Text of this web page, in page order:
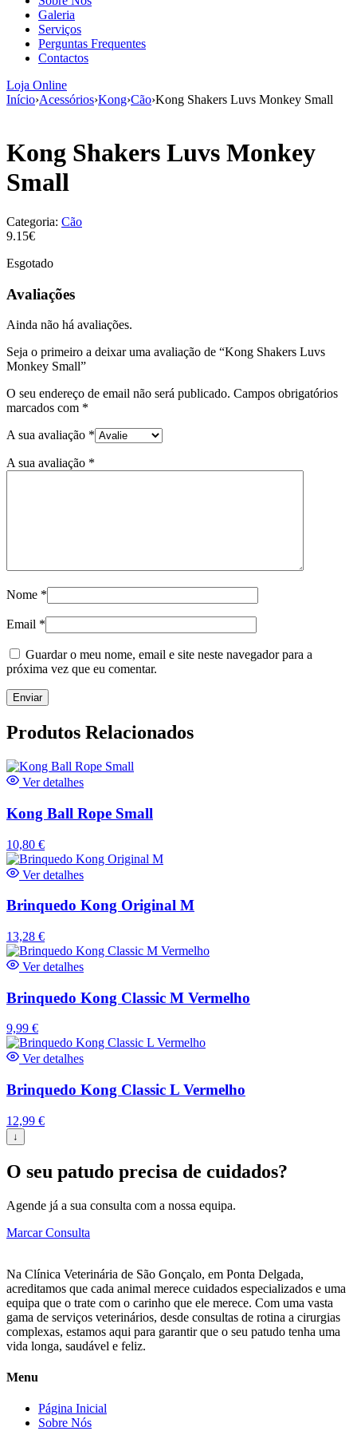
Galeria
Serviços
Perguntas Frequentes
Contactos
Loja Online
Início›Acessórios›Kong›Cão›Kong Shakers Luvs Monkey Small
Kong Shakers Luvs Monkey
Small
Categoria: Cão
9.15€
Esgotado
Avaliações
Ainda não há avaliações.
Seja o primeiro a deixar uma avaliação de “Kong Shakers Luvs
Monkey Small”
O seu endereço de email não será publicado. Campos obrigatórios
marcados com *
A sua avaliação *
A sua avaliação *
Nome *
Email *
Guardar o meu nome, email e site neste navegador para a
próxima vez que eu comentar.
Produtos Relacionados
Ver detalhes
Kong Ball Rope Small
10,80 €
Ver detalhes
Brinquedo Kong Original M
13,28 €
Ver detalhes
Brinquedo Kong Classic M Vermelho
9,99 €
Ver detalhes
Brinquedo Kong Classic L Vermelho
12,99 €
↓
O seu patudo precisa de cuidados?
Agende já a sua consulta com a nossa equipa.
Marcar Consulta
Na Clínica Veterinária de São Gonçalo, em Ponta Delgada,
acreditamos que cada animal merece cuidados especializados e uma
equipa que o trate com o carinho que ele merece. Com uma vasta
gama de serviços veterinários, desde consultas de rotina a cirurgias
complexas, estamos aqui para garantir que o seu patudo tenha uma
vida longa, saudável e feliz.
Menu
Página Inicial
Sobre Nós
aumenta a
probabilidade
de ver
conteúdo e
ofertas